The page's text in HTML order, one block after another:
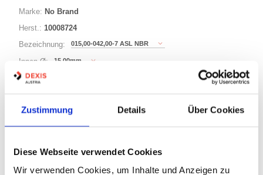
Zustimmung Details Über Cookies
Diese Webseite verwendet Cookies
Wir verwenden Cookies, um Inhalte und Anzeigen zu
Marke: No Brand
Herst.: 10008724
Bezeichnung:
015,00-042,00-7 ASL NBR
Innen Ø: 15,00mm
Außen Ø:
STK Warenkorb